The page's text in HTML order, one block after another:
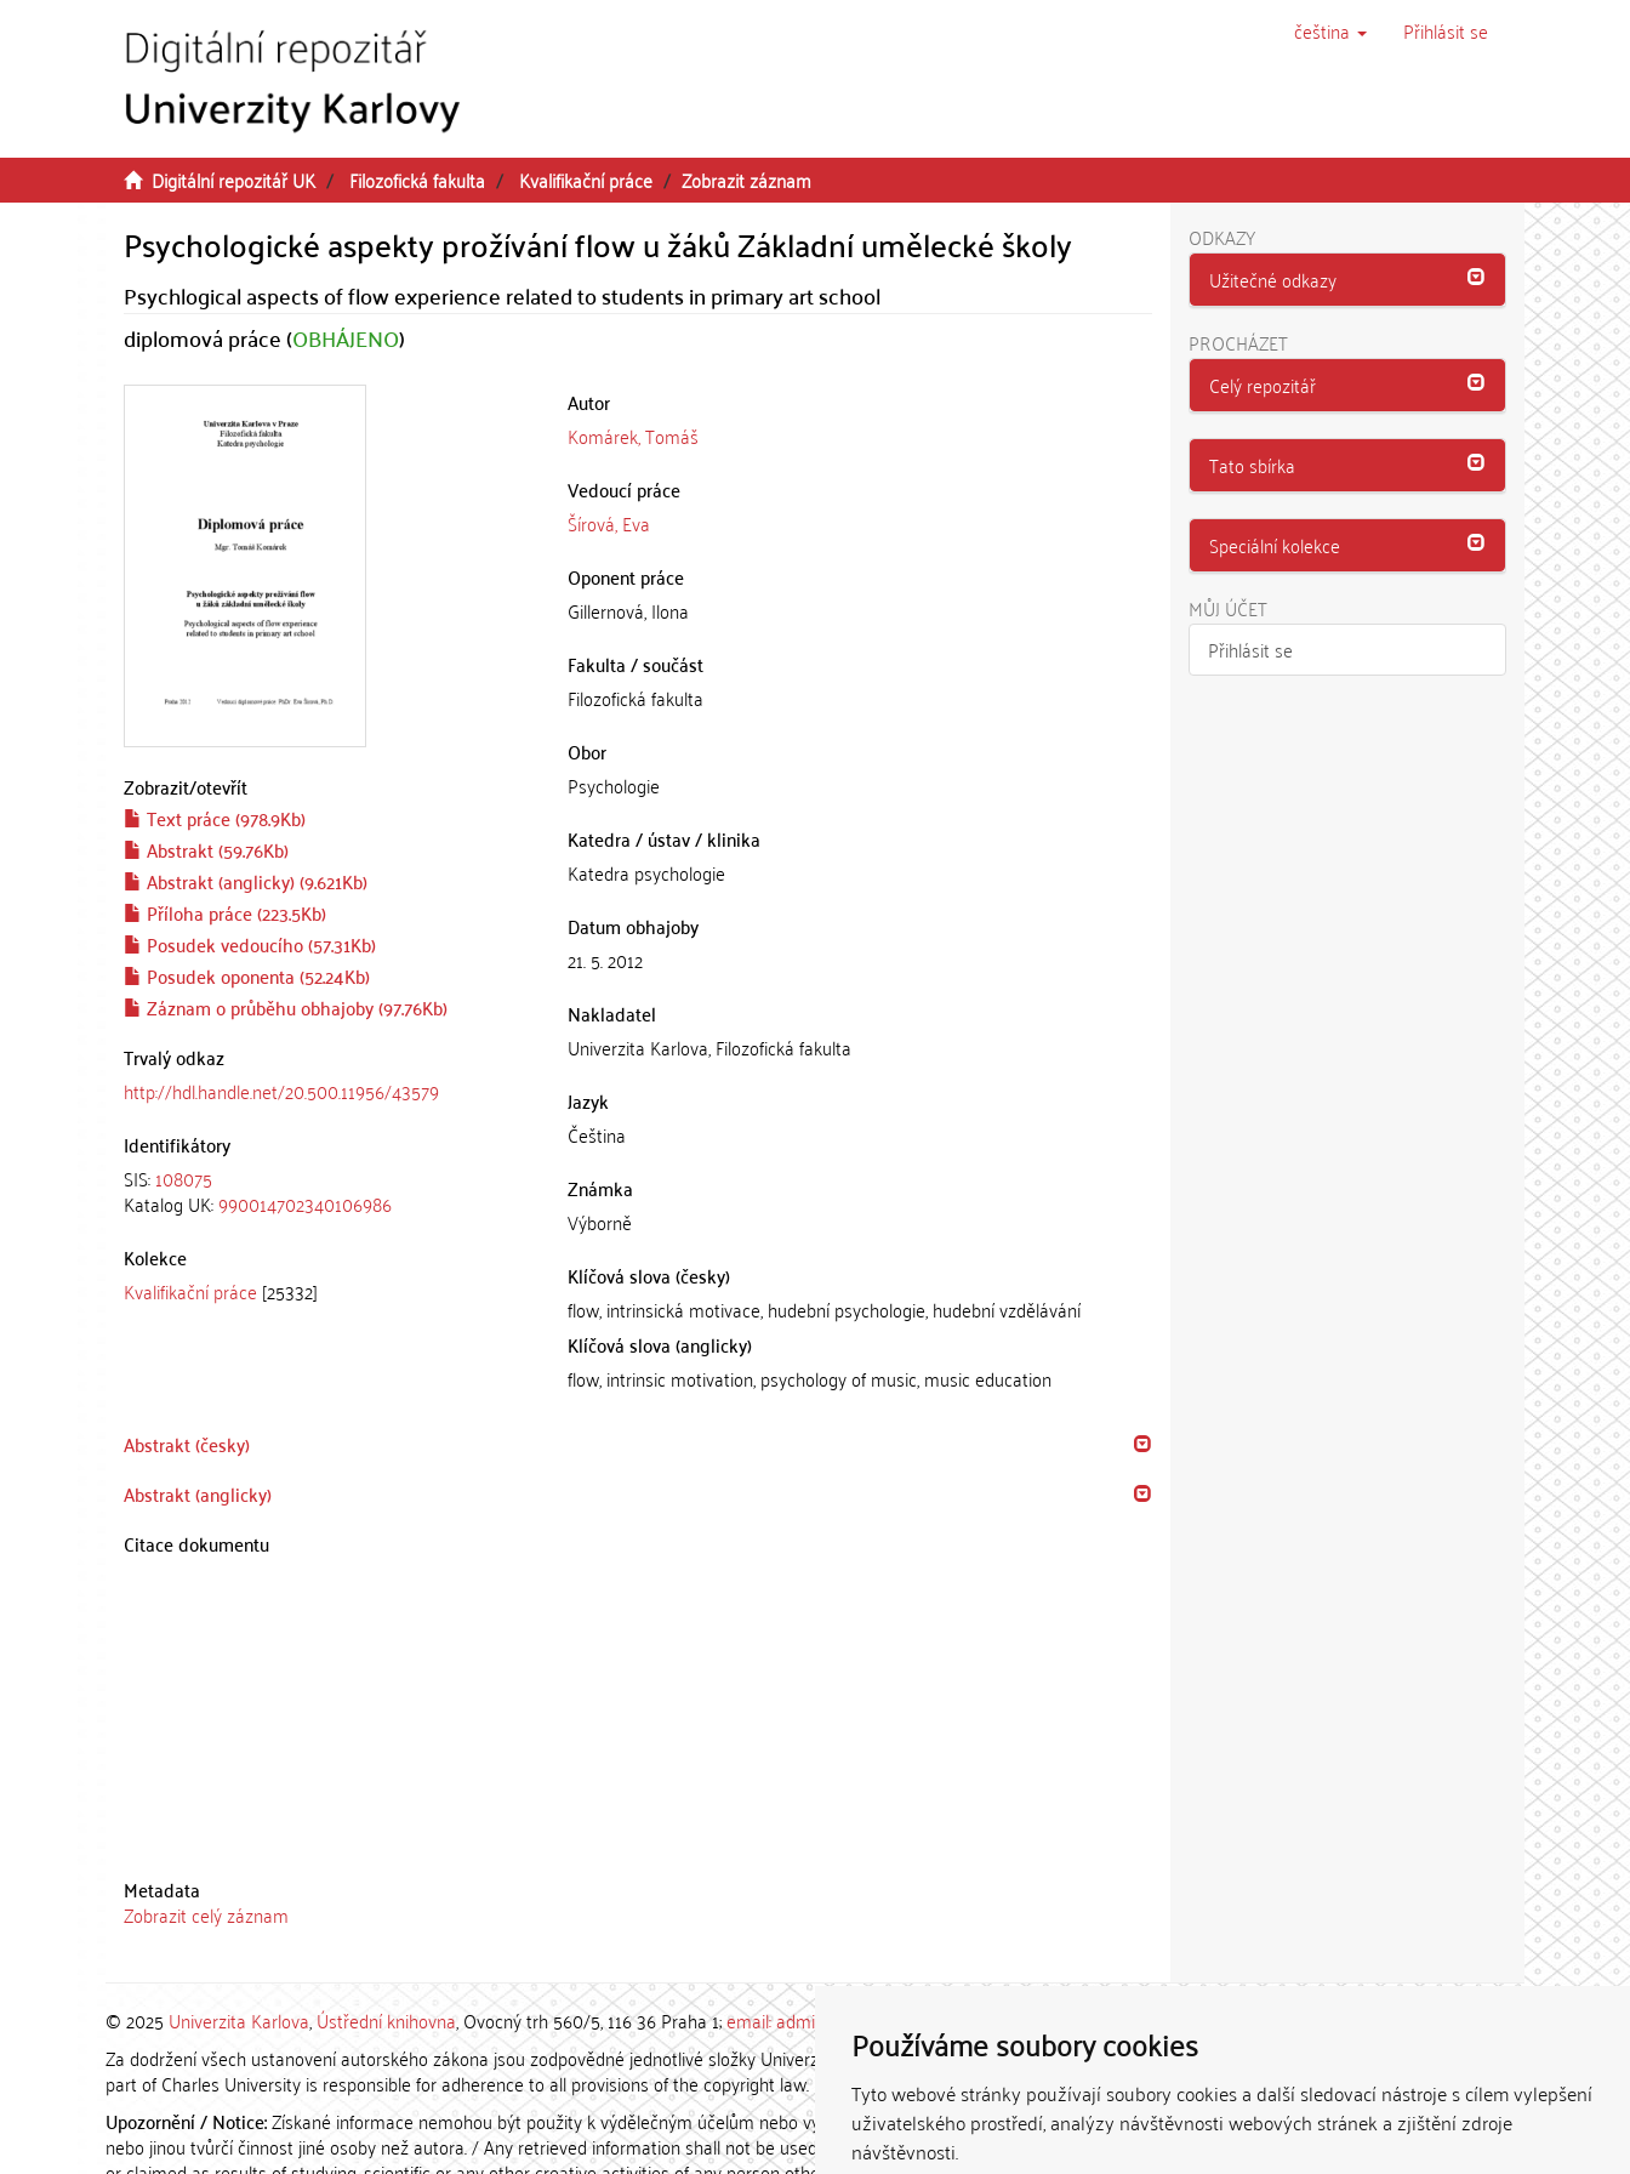
Používáme soubory cookies
Tyto webové stránky používají soubory cookies a další sledovací nástroje s cílem vylepšení
uživatelského prostředí, analýzy návštěvnosti webových stránek a zjištění zdroje
návštěvnosti.
čeština Přihlásit se
Digitální repozitář UK Filozofická fakulta Kvalifikační práce Zobrazit záznam
Psychologické aspekty prožívání flow u žáků Základní umělecké školy
Psychlogical aspects of flow experience related to students in primary art school
diplomová práce (OBHÁJENO)
Zobrazit/otevřít
Text práce (978.9Kb)
Abstrakt (59.76Kb)
Abstrakt (anglicky) (9.621Kb)
Příloha práce (223.5Kb)
Posudek vedoucího (57.31Kb)
Posudek oponenta (52.24Kb)
Záznam o průběhu obhajoby (97.76Kb)
Trvalý odkaz
http://hdl.handle.net/20.500.11956/43579
Identifikátory
SIS:108075
Katalog UK:990014702340106986
Kolekce
Kvalifikační práce [25332]
Autor
Komárek, Tomáš
Vedoucí práce
Šírová, Eva
Oponent práce
Gillernová, Ilona
Fakulta / součást
Filozofická fakulta
Obor
Psychologie
Katedra / ústav / klinika
Katedra psychologie
Datum obhajoby
21. 5. 2012
Nakladatel
Univerzita Karlova, Filozofická fakulta
Jazyk
Čeština
Známka
Výborně
Klíčová slova (česky)
flow, intrinsická motivace, hudební psychologie, hudební vzdělávání
Klíčová slova (anglicky)
flow, intrinsic motivation, psychology of music, music education
Abstrakt (česky)
Abstrakt (anglicky)
Citace dokumentu
Metadata
Zobrazit celý záznam
ODKAZY
Užitečné odkazy
PROCHÁZET
Celý repozitář
Tato sbírka
Speciální kolekce
MŮJ ÚČET
Přihlásit se
© 2025 Univerzita Karlova,Ústřední knihovna, Ovocný trh 560/5, 116 36 Praha 1;email: admin-repozitar [at] cuni.cz
Za dodržení všech ustanovení autorského zákona jsou zodpovědné jednotlivé složky Univerzity Karlovy. / Each constituent
part of Charles University is responsible for adherence to all provisions of the copyright law.
Upozornění / Notice:Získané informace nemohou být použity k výdělečným účelům nebo vydávány za studijní, vědeckou
nebo jinou tvůrčí činnost jiné osoby než autora. / Any retrieved information shall not be used for any commercial purposes